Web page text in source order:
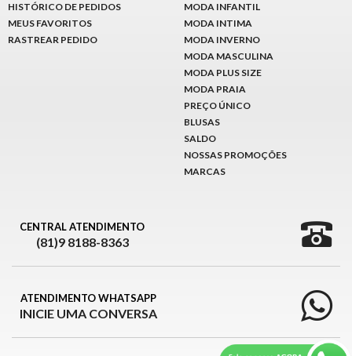
HISTÓRICO DE PEDIDOS
MEUS FAVORITOS
RASTREAR PEDIDO
MODA INFANTIL
MODA INTIMA
MODA INVERNO
MODA MASCULINA
MODA PLUS SIZE
MODA PRAIA
PREÇO ÚNICO
BLUSAS
SALDO
NOSSAS PROMOÇÕES
MARCAS
CENTRAL ATENDIMENTO
(81)9 8188-8363
ATENDIMENTO WHATSAPP
INICIE UMA CONVERSA